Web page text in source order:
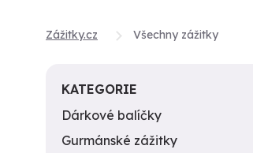
Zážitky.cz Všechny zážitky
KATEGORIE
Dárkové balíčky
Gurmánské zážitky